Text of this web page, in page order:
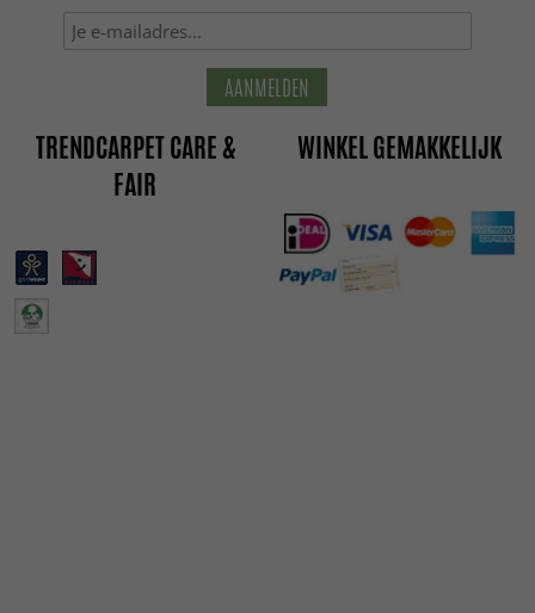
AANMELDEN
TRENDCARPET CARE &
FAIR
WINKEL GEMAKKELIJK